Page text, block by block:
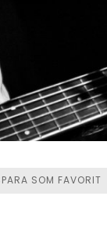
SOM FAVORIT